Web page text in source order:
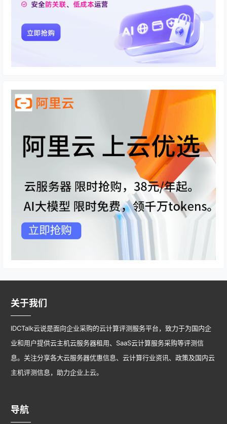
关于我们
IDCTalk云说是面向企业采购的云计算评测服务平台，致力于为国内企
业和用户提供云主机云服务器租用、SaaS云计算服务采购等评测信
息。关注分享各大云服务器优惠信息、云计算行业资讯、政策及国内云
主机评测信息，助力企业上云。
导航